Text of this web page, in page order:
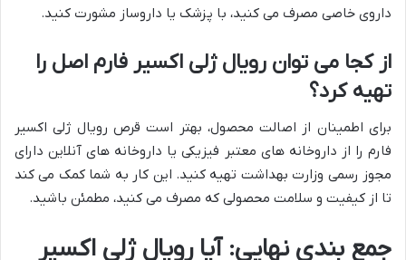
داروی خاصی مصرف می کنید، با پزشک یا داروساز مشورت کنید.
از کجا می توان رویال ژلی اکسیر فارم اصل را
تهیه کرد؟
برای اطمینان از اصالت محصول، بهتر است قرص رویال ژلی اکسیر
فارم را از داروخانه های معتبر فیزیکی یا داروخانه های آنلاین دارای
مجوز رسمی وزارت بهداشت تهیه کنید. این کار به شما کمک می کند
تا از کیفیت و سلامت محصولی که مصرف می کنید، مطمئن باشید.
جمع بندی نهایی: آیا رویال ژلی اکسیر